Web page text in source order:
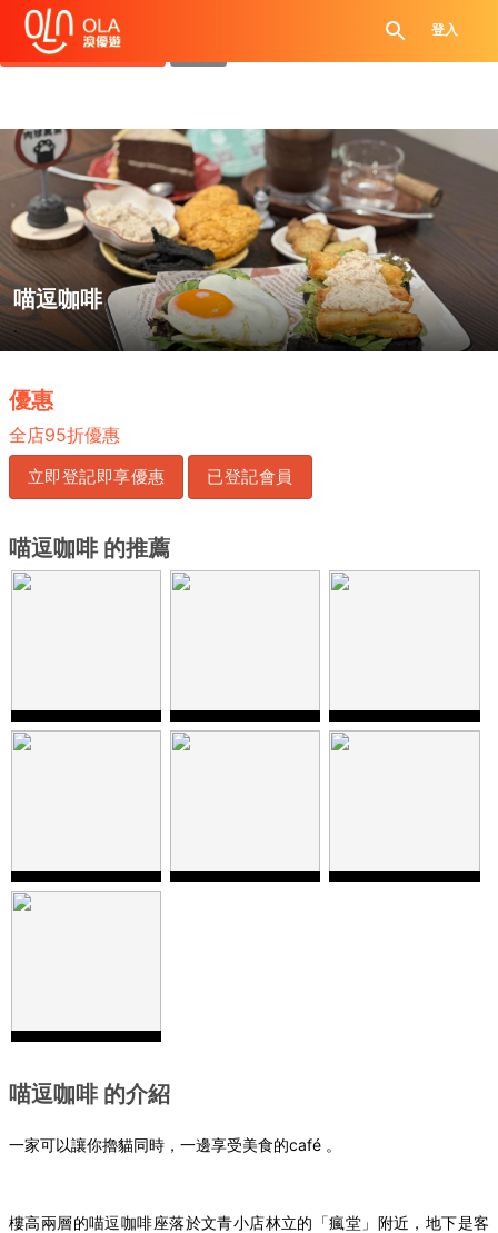
登入
領取每日優惠券
查看`我的優惠記錄`
喵逗咖啡
.
優惠
全店95折優惠
立即登記即享優惠 已登記會員
喵逗咖啡 的推薦
喵逗咖啡 的介紹
一家可以讓你擼貓同時，一邊享受美食的café 。
樓高兩層的喵逗咖啡座落於文青小店林立的「瘋堂」附近，地下是客